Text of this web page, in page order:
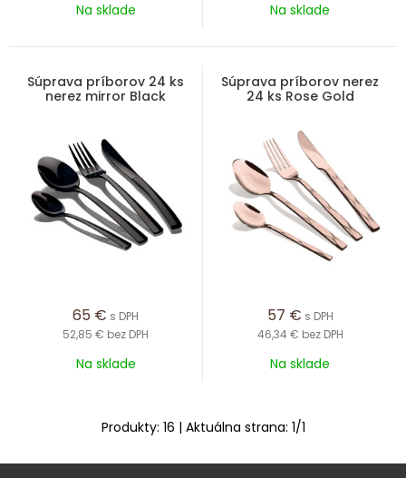
Na sklade Na sklade
Súprava príborov 24 ks
nerez mirror Black
65 € s DPH
52,85 € bez DPH
Na sklade
Súprava príborov nerez
24 ks Rose Gold
57 € s DPH
46,34 € bez DPH
Na sklade
Produkty: 16 | Aktuálna strana: 1/1